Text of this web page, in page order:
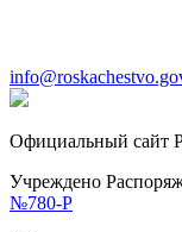
Официальный сайт
Учреждено
№780-Р